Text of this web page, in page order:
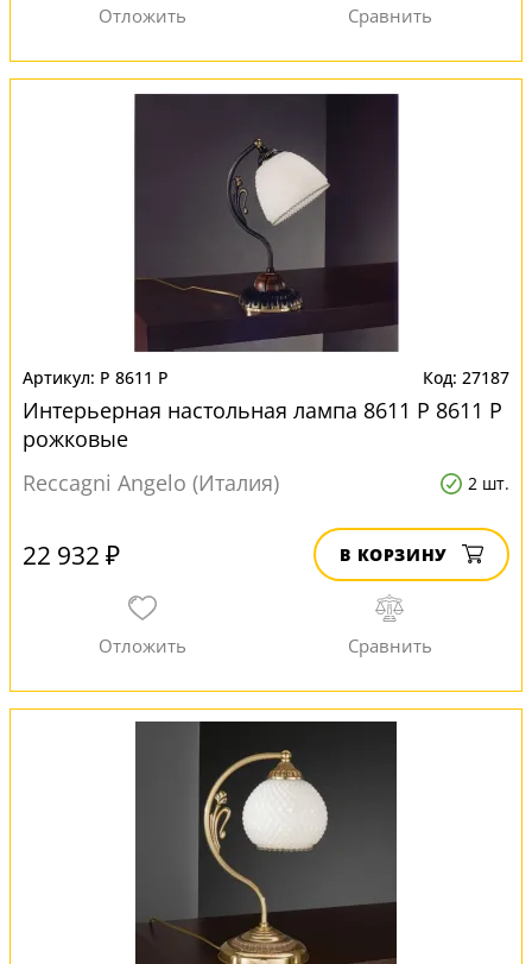
P 8611 P 27187
Интерьерная настольная лампа 8611 P 8611 P
рожковые
Reccagni Angelo (Италия)
2 шт.
22 932 ₽ В КОРЗИНУ